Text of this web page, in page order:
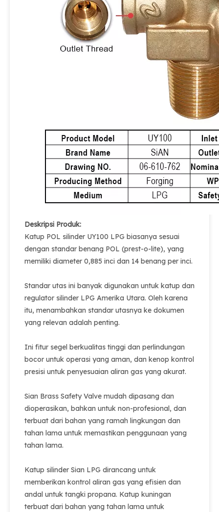
Deskripsi Produk:
Katup POL silinder UY100 LPG biasanya sesuai
dengan standar benang POL (prest-o-lite), yang
memiliki diameter 0,885 inci dan 14 benang per inci.
Standar utas ini banyak digunakan untuk katup dan
regulator silinder LPG Amerika Utara. Oleh karena
itu, menambahkan standar utasnya ke dokumen
yang relevan adalah penting.
Ini fitur segel berkualitas tinggi dan perlindungan
bocor untuk operasi yang aman, dan kenop kontrol
presisi untuk penyesuaian aliran gas yang akurat.
Sian Brass Safety Valve mudah dipasang dan
dioperasikan, bahkan untuk non-profesional, dan
terbuat dari bahan yang ramah lingkungan dan
tahan lama untuk memastikan penggunaan yang
tahan lama.
Katup silinder Sian LPG dirancang untuk
memberikan kontrol aliran gas yang efisien dan
andal untuk tangki propana. Katup kuningan
terbuat dari bahan yang tahan lama untuk